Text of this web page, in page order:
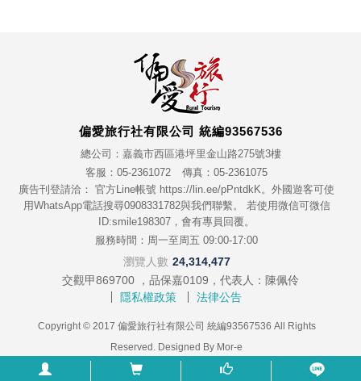
偏愛旅行社有限公司 統編93567536
總公司：嘉義市西區港坪里金山路275號3樓
客服：05-2361072
傳真：05-2361075
廣告刊登請洽： 官方Line帳號 https://lin.ee/pPntdkK。外國遊客可使
用WhatsApp電話搜尋0908331782與我們聯繫。 若使用微信可微信
ID:smile198307，會有專員回覆。
服務時間：周一至周五 09:00-17:00
瀏覽人數 24,314,477
交觀甲869700 ，品保嘉0109，代表人：陳佩伶
隱私權政策
法律公告
Copyright © 2017 偏愛旅行社有限公司 統編93567536 All Rights
Reserved. Designed By Mor-e